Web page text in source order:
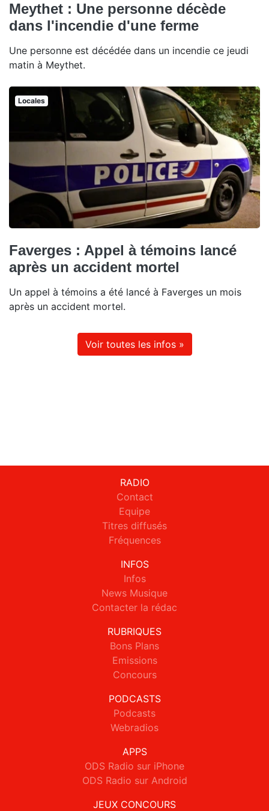
Meythet : Une personne décède
dans l'incendie d'une ferme
Une personne est décédée dans un incendie ce jeudi
matin à Meythet.
Locales
Faverges : Appel à témoins lancé
après un accident mortel
Un appel à témoins a été lancé à Faverges un mois
après un accident mortel.
Voir toutes les infos »
RADIO
Contact
Equipe
Titres diffusés
Fréquences
INFOS
Infos
News Musique
Contacter la rédac
RUBRIQUES
Bons Plans
Emissions
Concours
PODCASTS
Podcasts
Webradios
APPS
ODS Radio sur iPhone
ODS Radio sur Android
JEUX CONCOURS